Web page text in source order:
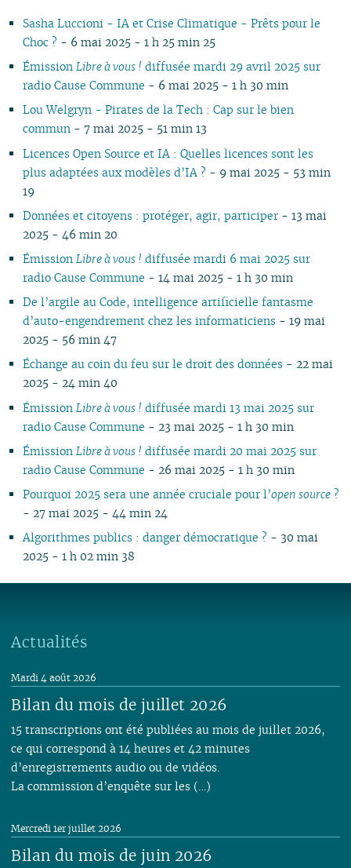
04
03
02
01
09
08
07
06
04
02
01
09
08
07
06
02
01
09
08
07
06
03
02
01
09
08
07
06
02
01
09
08
07
06
02
01
09
07
06
02
01
09
07
06
02
01
09
07
02
01
10
09
08
07
03
02
10
09
08
07
04
03
02
09
08
04
02
09
08
07
06
10
09
08
07
03
10
09
08
07
03
02
10
01
Sasha Luccioni - IA et Crise Climatique - Prêts pour le
Choc ? - 6 mai 2025 - 1 h 25 min 25
Émission Libre à vous ! diffusée mardi 29 avril 2025 sur
radio Cause Commune - 6 mai 2025 - 1 h 30 min
Lou Welgryn - Pirates de la Tech : Cap sur le bien
commun- 7 mai 2025 - 51 min 13
Licences Open Source et IA : Quelles licences sont les
plus adaptées aux modèles d’IA ? - 9 mai 2025 - 53 min
19
Données et citoyens : protéger, agir, participer- 13 mai
2025 - 46 min 20
Émission Libre à vous ! diffusée mardi 6 mai 2025 sur
radio Cause Commune - 14 mai 2025 - 1 h 30 min
De l’argile au Code, intelligence artificielle fantasme
d’auto-engendrement chez les informaticiens- 19 mai
2025 - 56 min 47
Échange au coin du feu sur le droit des données- 22 mai
2025 - 24 min 40
Émission Libre à vous ! diffusée mardi 13 mai 2025 sur
radio Cause Commune - 23 mai 2025 - 1 h 30 min
Émission Libre à vous ! diffusée mardi 20 mai 2025 sur
radio Cause Commune - 26 mai 2025 - 1 h 30 min
Pourquoi 2025 sera une année cruciale pour l’open source?
- 27 mai 2025 - 44 min 24
Algorithmes publics : danger démocratique ? - 30 mai
2025 - 1 h 02 min 38
Actualités
Bilan du mois de juillet 2026
Mardi 4 août 2026
15 transcriptions ont été publiées au mois de juillet 2026,
ce qui correspond à 14 heures et 42 minutes
d’enregistrements audio ou de vidéos.
La commission d’enquête sur les (…)
Bilan du mois de juin 2026
Mercredi 1er juillet 2026